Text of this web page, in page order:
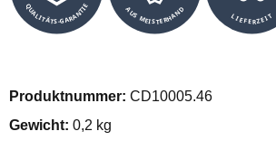
QUALITÄTS-GARANTIE AUS MEISTERHAND LIEFERZEIT
Produktnummer: CD10005.46
Gewicht: 0,2 kg